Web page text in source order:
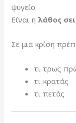
ψυγείο.
Είναι η λάθος
Σε μια κρίση
τι τρως
τι κρατάς
τι πετάς